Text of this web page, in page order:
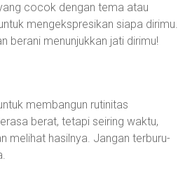
cocok dengan tema atau
mengekspresikan siapa dirimu.
berani menunjukkan jati dirimu!
membangun rutinitas
berat, tetapi seiring waktu,
melihat hasilnya. Jangan terburu-